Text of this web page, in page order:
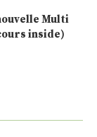
Multi
inside)